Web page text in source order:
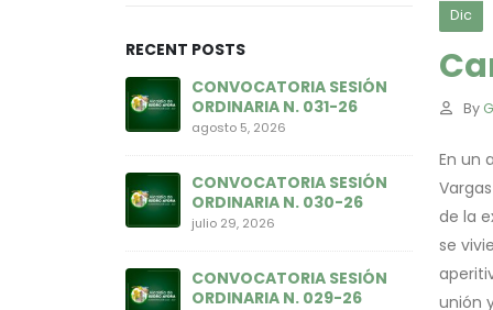
Dic
By
En un
de la
se
unión
RECENT POSTS
CONVOCATORIA SESIÓN
ORDINARIA N. 031-26
agosto 5, 2026
CONVOCATORIA SESIÓN
ORDINARIA N. 030-26
julio 29, 2026
CONVOCATORIA SESIÓN
ORDINARIA N. 029-26